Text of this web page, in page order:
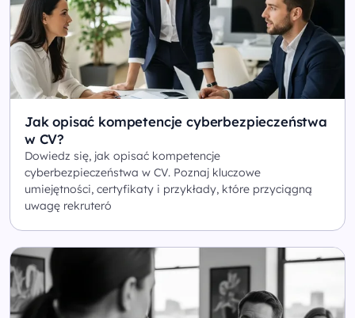
Jak opisać kompetencje cyberbezpieczeństwa
w CV?
Dowiedz się, jak opisać kompetencje
cyberbezpieczeństwa w CV. Poznaj kluczowe
umiejętności, certyfikaty i przykłady, które przyciągną
uwagę rekruteró